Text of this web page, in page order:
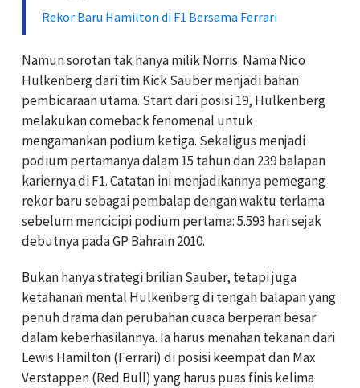
Rekor Baru Hamilton di F1 Bersama Ferrari
Namun sorotan tak hanya milik Norris. Nama Nico
Hulkenberg dari tim Kick Sauber menjadi bahan
pembicaraan utama. Start dari posisi 19, Hulkenberg
melakukan comeback fenomenal untuk
mengamankan podium ketiga. Sekaligus menjadi
podium pertamanya dalam 15 tahun dan 239 balapan
kariernya di F1. Catatan ini menjadikannya pemegang
rekor baru sebagai pembalap dengan waktu terlama
sebelum mencicipi podium pertama: 5.593 hari sejak
debutnya pada GP Bahrain 2010.
Bukan hanya strategi brilian Sauber, tetapi juga
ketahanan mental Hulkenberg di tengah balapan yang
penuh drama dan perubahan cuaca berperan besar
dalam keberhasilannya. Ia harus menahan tekanan dari
Lewis Hamilton (Ferrari) di posisi keempat dan Max
Verstappen (Red Bull) yang harus puas finis kelima